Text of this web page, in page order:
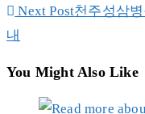
Read
more
Next Post천주성삼
내
You Might Also Like